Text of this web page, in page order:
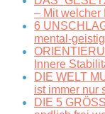
– Mit welcher
6
mental-
Innere
DIE WELT
ist immer nur
DIE 5